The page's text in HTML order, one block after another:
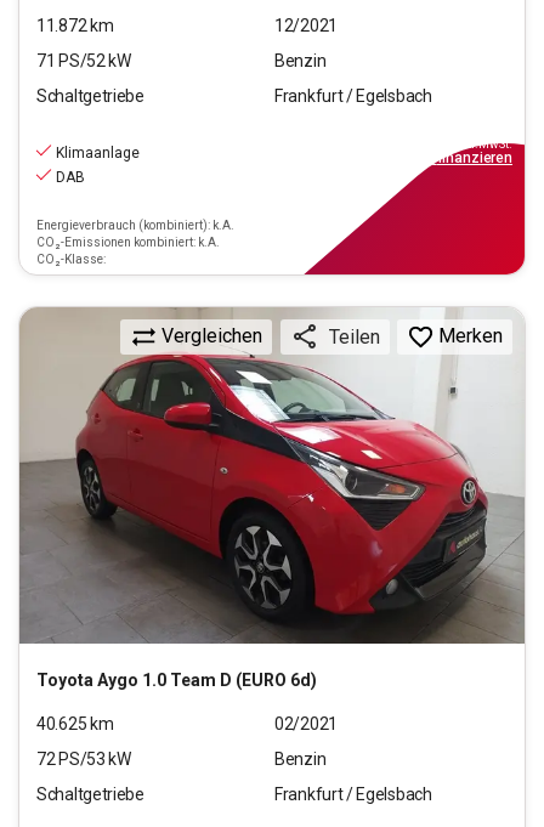
11.872 km
12/2021
71 PS/52 kW
Benzin
Schaltgetriebe
Frankfurt / Egelsbach
Klimaanlage
DAB
Energieverbrauch (kombiniert): k.A.
CO₂-Emissionen kombiniert: k.A.
CO₂-Klasse:
inkl.MwSt.
finanzieren
Toyota Aygo 1.0 Team D (EURO 6d)
Vergleichen Teilen Merken
40.625 km
02/2021
72 PS/53 kW
Benzin
Schaltgetriebe
Frankfurt / Egelsbach